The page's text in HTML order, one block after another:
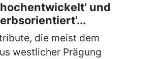
und
die meist dem
westlicher Prägung